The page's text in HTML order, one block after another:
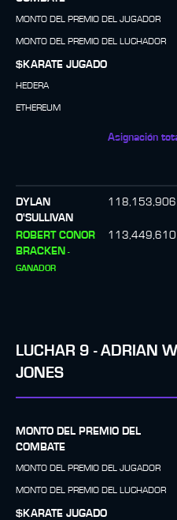
MONTO DEL PREMIO DEL JUGADOR
MONTO DEL PREMIO DEL LUCHADOR
$KARATE JUGADO
HEDERA
ETHEREUM
Asignación
DYLAN
O'SULLIVAN
118,153,906
ROBERT CONOR
BRACKEN -
GANADOR
113,449,610
LUCHAR 9 - ADRIAN
JONES
MONTO DEL PREMIO DEL
COMBATE
MONTO DEL PREMIO DEL JUGADOR
MONTO DEL PREMIO DEL LUCHADOR
$KARATE JUGADO